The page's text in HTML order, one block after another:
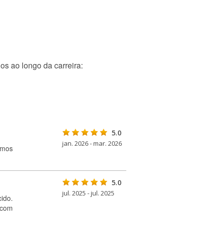
ao longo da carreira:
5.0
jan. 2026 - mar. 2026
5.0
jul. 2025 - jul. 2025